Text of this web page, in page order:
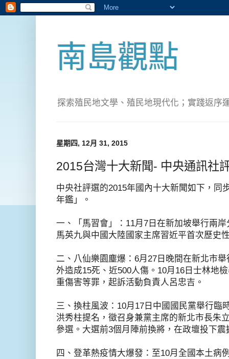
南島觀點
探索殖民地文學、殖民地現代化；實踐返序
星期四, 12月 31, 2015
2015台灣十大新聞- 中央通訊社
中央社評選的2015年國內十大新聞如下，同
年鑑」。
一、「馬習會」： 11月 7 日在新加坡舉行兩岸
馬英九與中國大陸國家主席習近平首次歷史
二、八仙樂園塵爆： 6月 27 日晚間在新北市
外造成15死、近500人傷。 10月 16 日士林地
重傷害等罪，起訴活動負責人呂忠吉。
三、換柱風波： 10月 17 日中國國民黨舉行臨
洪秀柱提名，徵召身兼黨主席的新北市長朱
參選。大選前3個月陣前換將，在政壇投下震
四、登革熱疫情大爆發：至10月全國本土病